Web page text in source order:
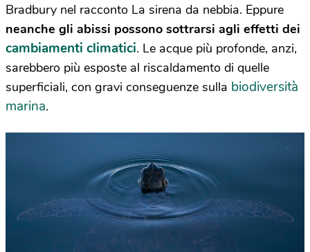
Bradbury nel racconto La sirena da nebbia. Eppure
neanche gli abissi possono sottrarsi agli effetti dei
cambiamenti climatici. Le acque più profonde, anzi,
sarebbero più esposte al riscaldamento di quelle
superficiali, con gravi conseguenze sulla biodiversità
marina.